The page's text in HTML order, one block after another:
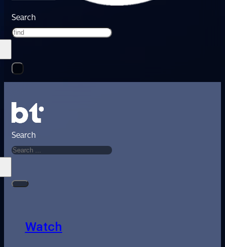
Search
Search
Watch